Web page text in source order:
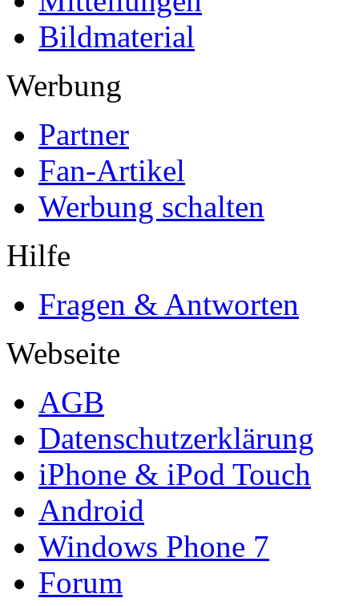
Bildmaterial
Werbung
Partner
Fan-Artikel
Werbung schalten
Hilfe
Fragen & Antworten
Webseite
AGB
Datenschutzerklärung
iPhone & iPod Touch
Android
Windows Phone 7
Forum